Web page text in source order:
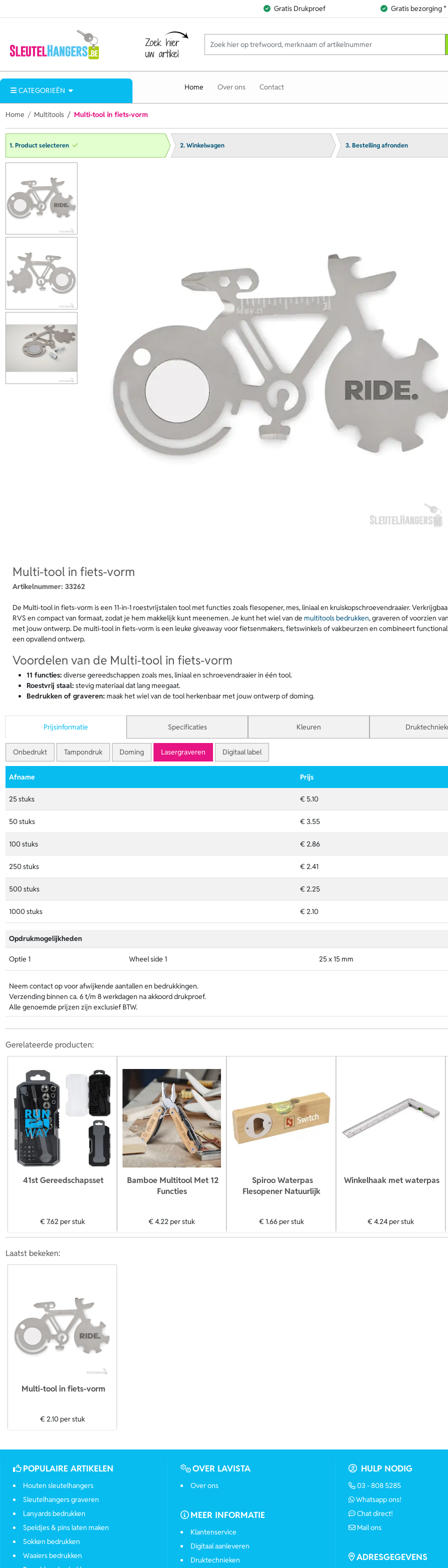
Gratis Drukproef Gratis bezorging *
CATEGORIEËN Home Over ons Contact
Home Multitools Multi-tool in fiets-vorm
1. Product selecteren 2. Winkelwagen 3. Bestelling afronden
Multi-tool in fiets-vorm
Artikelnummer: 33262
De Multi-tool in fiets-vorm is een 11-in-1 roestvrijstalen tool met functies zoals flesopener, mes, liniaal en kruiskopschroevendraaier.
RVS en compact van formaat, zodat je hem makkelijk kunt meenemen. Je kunt het wiel van de multitools bedrukken, graveren of voorzien
met jouw ontwerp. De multi-tool in fiets-vorm is een leuke giveaway voor fietsenmakers, fietswinkels of vakbeurzen en combineert
een opvallend ontwerp.
Voordelen van de Multi-tool in fiets-vorm
11 functies: diverse gereedschappen zoals mes, liniaal en schroevendraaier in één tool.
Roestvrij staal: stevig materiaal dat lang meegaat.
Bedrukken of graveren: maak het wiel van de tool herkenbaar met jouw ontwerp of doming.
Prijsinformatie Specificaties Kleuren
Onbedrukt Tampondruk Doming Lasergraveren Digitaal label
Afname Prijs
25 stuks € 5.10
50 stuks € 3.55
100 stuks € 2.86
250 stuks € 2.41
500 stuks € 2.25
1000 stuks € 2.10
Opdrukmogelijkheden
Optie 1 Wheel side 1 25 x 15 mm
Neem contact op voor afwijkende aantallen en bedrukkingen.
Verzending binnen ca. 6 t/m 8 werkdagen na akkoord drukproef.
Alle genoemde prijzen zijn exclusief BTW.
Gerelateerde producten:
41st Gereedschapsset
€ 7.62per stuk
Bamboe Multitool Met 12
Functies
€ 4.22 per stuk
Spiroo Waterpas
Flesopener Natuurlijk
€ 1.66per stuk
Winkelhaak met waterpas
€ 4.24 per stuk
Laatst bekeken:
Multi-tool in fiets-vorm
€ 2.10per stuk
POPULAIRE ARTIKELEN
Houten sleutelhangers
Sleutelhangers graveren
Lanyards bedrukken
Speldjes & pins laten maken
Sokken bedrukken
Waaiers bedrukken
OVER LAVISTA
Over ons
MEER INFORMATIE
Klantenservice
Digitaal aanleveren
Druktechnieken
HULP NODIG
03 - 808 5285
Whatsapp ons!
Chat direct!
Mail ons
ADRESGEGEVENS